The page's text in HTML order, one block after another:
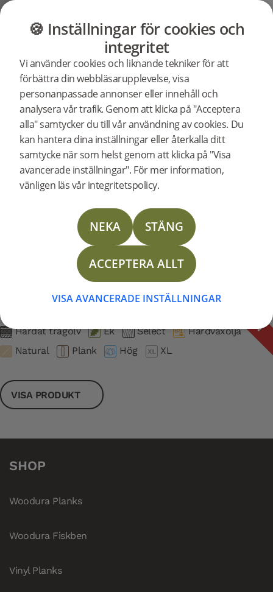
MÖBLER BUTIK OUTLET
🍪 Inställningar för cookies och
integritet
Vi använder cookies och liknande tekniker för att
förbättra din webbläsarupplevelse, visa
personanpassade annonser eller innehåll och
analysera vår trafik. Genom att klicka på "Acceptera
alla" samtycker du till vår användning av cookies. Du
kan hantera dina inställningar eller återkalla ditt
samtycke när som helst genom att klicka på "Visa
avancerade inställningar". För mer information,
vänligen läs vår integritetspolicy.
NEKA STÄNG
ACCEPTERA ALLT
VISA AVANCERADE INSTÄLLNINGAR
Sök efter
support för
en specifik
produkt
345028 Woodura Planks MÖLLE 3.0 XL UTGÅNGEN
Support Produktsupport Woodura Planks 3.0 - Hårdvaxolja
Support för Woodura Planks
MÖLLE 3.0 XL
Läggningsanvisning
Skötselinstruktion
Läggningsinstruktion Nedlimning
UTGÅNGEN
Woodura Planks MÖLLE 3.0 XL
Härdat trägolv Ek Select
Hårdvaxolja
Natural
Plank Hög XL
VISA PRODUKT
SHOP
Woodura Planks
Woodura Fiskben
Vinyl Planks